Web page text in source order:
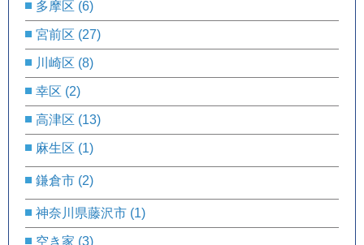
多摩区 (6)
宮前区 (27)
川崎区 (8)
幸区 (2)
高津区 (13)
麻生区 (1)
鎌倉市 (2)
神奈川県藤沢市 (1)
空き家 (3)